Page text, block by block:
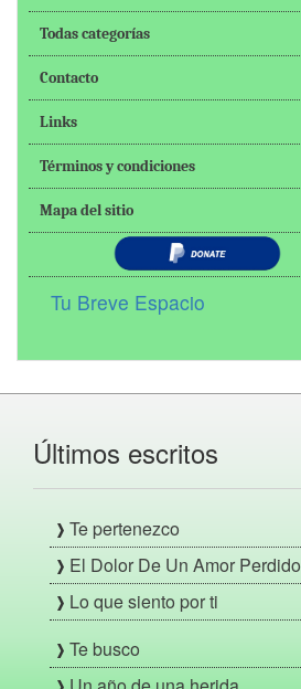
Todas categorías
Contacto
Links
Términos y condiciones
Mapa del sitio
Tu Breve Espacio
Últimos escritos
Te pertenezco
El Dolor De Un Amor Perdido
Lo que siento por ti
Te busco